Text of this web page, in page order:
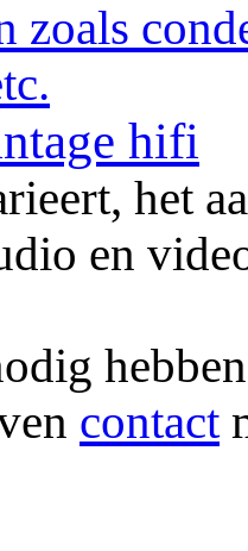
zoals
hifi
het
en
contact